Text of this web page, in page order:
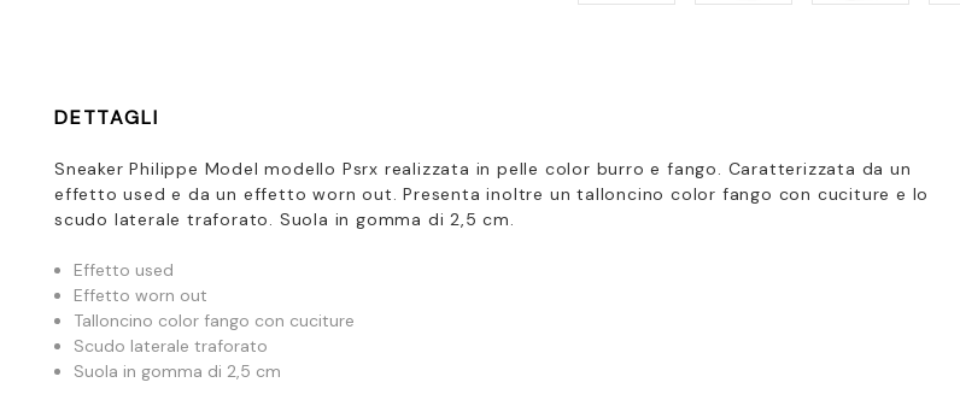
DETTAGLI
Sneaker Philippe Model modello Psrx realizzata in pelle color burro e fango. Caratterizzata da un
effetto used e da un effetto worn out. Presenta inoltre un talloncino color fango con cuciture e lo
scudo laterale traforato. Suola in gomma di 2,5 cm.
Effetto used
Effetto worn out
Talloncino color fango con cuciture
Scudo laterale traforato
Suola in gomma di 2,5 cm